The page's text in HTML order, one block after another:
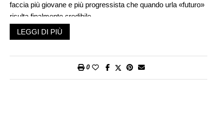
faccia più giovane e più progressista che quando urla «futuro»
risulta finalmente credibile.
Harris si è presentata sul palco il primo giorno per salutare e
contagiato tutto il partito, tanto che la fretta con cui si è dovuto
LEGGI DI PIÙ
0